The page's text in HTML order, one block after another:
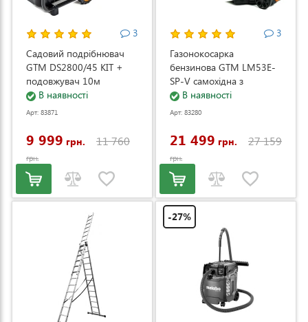
3
Садовий подрібнювач
GTM DS2800/45 KIT +
подовжувач 10м
(DS2800/45_KIT+ext.cord)
В наявності
Арт: 83871
9 999 грн. 11 760
грн.
3
Газонокосарка
бензинова GTM LM53E-
SP-V самохідна з
електростартером та
регулюванням швидкості
В наявності
Арт: 83280
21 499 грн. 27 159
грн.
-27%